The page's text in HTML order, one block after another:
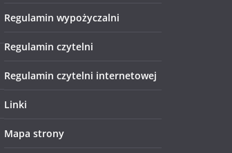
Regulamin wypożyczalni
Regulamin czytelni
Regulamin czytelni internetowej
Linki
Mapa strony